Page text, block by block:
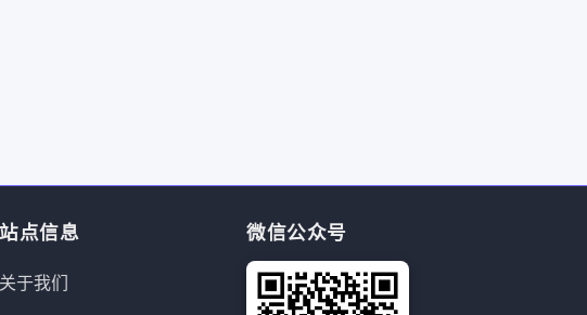
站点信息
关于我们
微信公众号